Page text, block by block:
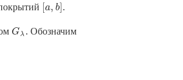
a, b]
a,b] .
Gλ
Gλ . Обозначим